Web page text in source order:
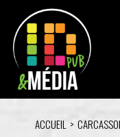
ACCUEIL